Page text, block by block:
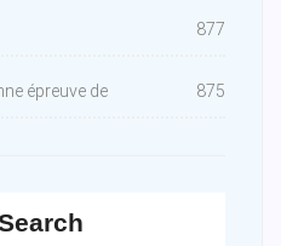
877
épreuve de 875